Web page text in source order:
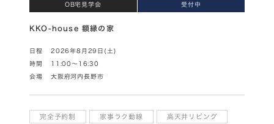
OB宅見学会 受付中
KKO-house 額縁の家
日程 2026年8月29日(土)
時間 11:00～16:30
会場 大阪府河内長野市
完全予約制 家事ラク動線 高天井リビング